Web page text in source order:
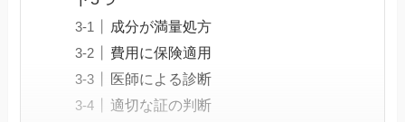
成分が満量処方
費用に保険適用
医師による診断
適切な証の判断